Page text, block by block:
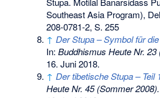
Southeast Asia Program),
208-0781-2, S. 255
↑ Der Stupa – Symbol für
In:Buddhismus Heute Nr. 23
16. Juni 2018.
↑ Der tibetische Stupa – Teil
Heute Nr. 45 (Sommer 2008).